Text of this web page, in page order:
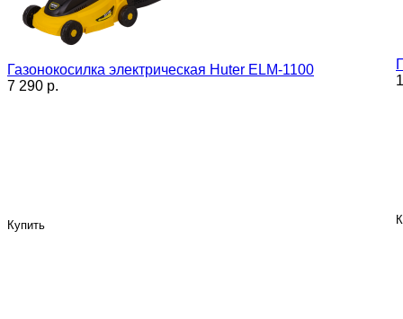
Газонокосилка электрическая Huter ELM-1100
7 290 p.
Купить